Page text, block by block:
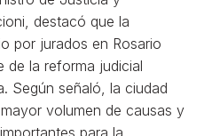
destacó que la
por jurados en Rosario
de la reforma judicial
Según señaló, la ciudad
volumen de causas y
para la